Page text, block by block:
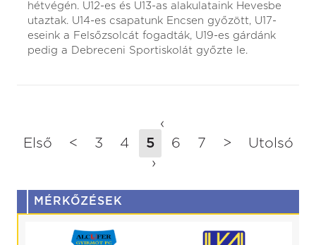
hétvégén. U12-es és U13-as alakulataink Hevesbe
utaztak. U14-es csapatunk Encsen győzött, U17-
eseink a Felsőzsolcát fogadták, U19-es gárdánk
pedig a Debreceni Sportiskolát győzte le.
‹
Első
< 3 4 5 6 7 >
Utolsó
›
MÉRKŐZÉSEK